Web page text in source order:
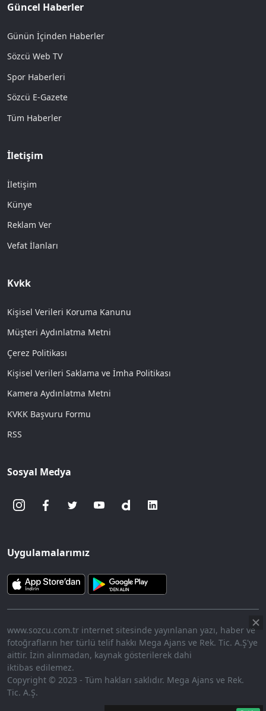
Aç
10.45%
Güncel Haberler
Günün İçinden Haberler
Sözcü Web TV
Spor Haberleri
Sözcü E-Gazete
Tüm Haberler
İletişim
İletişim
Künye
Reklam Ver
Vefat İlanları
Kvkk
Kişisel Verileri Koruma Kanunu
Müşteri Aydınlatma Metni
Çerez Politikası
Kişisel Verileri Saklama ve İmha Politikası
Kamera Aydınlatma Metni
KVKK Başvuru Formu
RSS
Sosyal Medya
Uygulamalarımız
www.sozcu.com.tr internet sitesinde yayınlanan yazı, haber ve
fotoğrafların her türlü telif hakkı Mega Ajans ve Rek. Tic. A.Ş'ye
aittir. İzin alınmadan, kaynak gösterilerek dahi
iktibas edilemez.
Copyright © 2023 - Tüm hakları saklıdır. Mega Ajans ve Rek.
Tic. A.Ş.